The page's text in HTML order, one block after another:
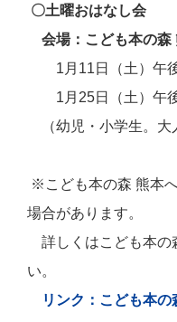
〇土曜おはなし会
会場：こども本の森
1月11日（土）午後
1月25日（土）午後
（幼児・小学生。大
※こども本の森 熊本
場合があります。
詳しくはこども本の
い。
リンク：こども本の